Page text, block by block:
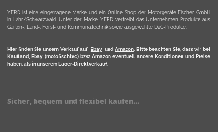
YERD ist eine eingetragene Marke und ein Online-Shop der Motorgeräte Fischer GmbH
in Lahr/Schwarzwald. Unter der Marke YERD vertreibt das Unternehmen Produkte aus
Garten-, Land-, Forst- und Kommunaltechnik sowie ausgewählte D2C-Produkte.
Hier finden Sie unsern Verkauf auf Ebayund Amazon. Bitte beachten Sie, dass wir bei
Kaufland, Ebay (motofischtec) bzw. Amazon eventuell andere Konditionen und Preise
haben, als in unserem Lager-Direktverkauf.
Sicher, bequem und flexibel kaufen...